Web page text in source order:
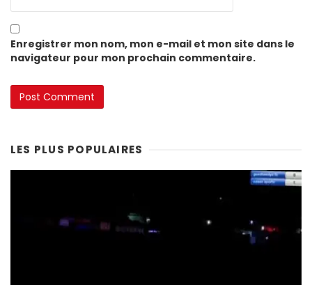
Enregistrer mon nom, mon e-mail et mon site dans le
navigateur pour mon prochain commentaire.
LES PLUS POPULAIRES